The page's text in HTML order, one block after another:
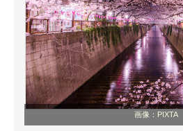
画像：PIXTA